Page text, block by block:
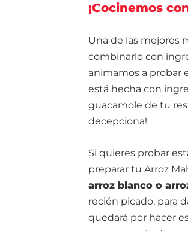
¡Cocinemos
Una de las mejores
combinarlo con
animamos a probar
está hecha con
guacamole de tu
decepciona!
Si quieres probar
preparar tu Arroz
arroz blanco o
recién picado, para
quedará por hacer